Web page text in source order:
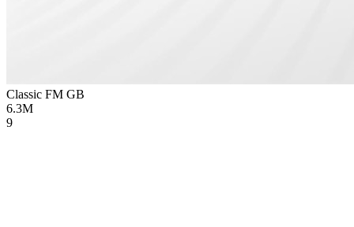
Classic FM GB
6.3M
9